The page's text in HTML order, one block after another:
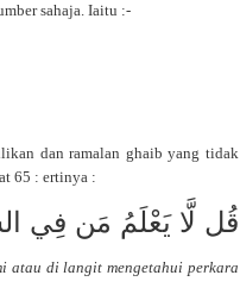
sahaja. Iaitu :-
dan ramalan ghaib yang tidak
65 : ertinya :
قُل لَّا يَعْلَمُ مَن فِي
atau di langit mengetahui perkara